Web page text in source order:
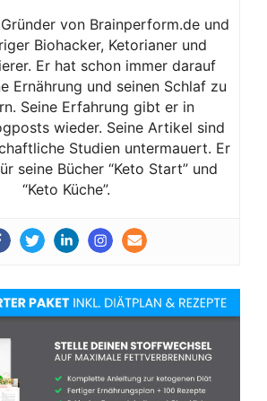
von Brainperform.de und
Biohacker, Ketorianer und
Er hat schon immer darauf
Ernährung und seinen Schlaf zu
Seine Erfahrung gibt er in
wieder. Seine Artikel sind
Studien untermauert. Er
seine Bücher “Keto Start” und
“Keto Küche”.